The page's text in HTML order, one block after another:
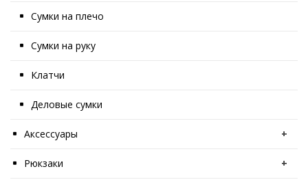
Сумки на плечо
Сумки на руку
Клатчи
Деловые сумки
Аксессуары +
Рюкзаки +